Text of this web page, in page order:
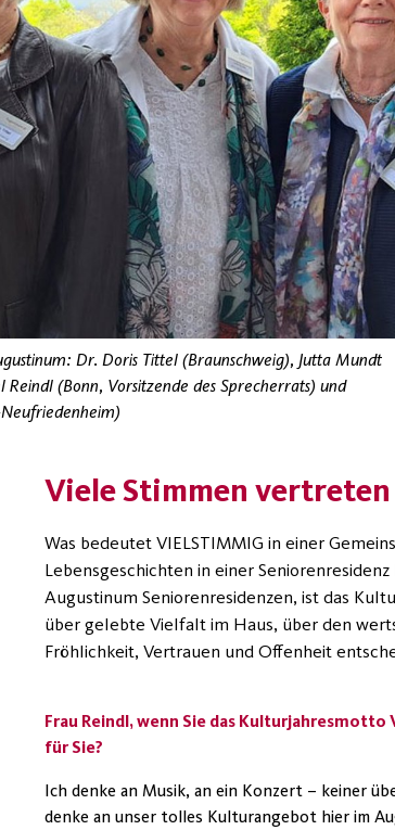
Dr. Doris Tittel (Braunschweig), Jutta Mundt
(Bonn, Vorsitzende des Sprecherrats) und
Viele Stimmen vertreten
Was bedeutet VIELSTIMMIG in einer
Lebensgeschichten in einer
Augustinum Seniorenresidenzen, ist das
über gelebte Vielfalt im Haus, über den
Fröhlichkeit, Vertrauen und Offenheit
Frau Reindl, wenn Sie das
für Sie?
Ich denke an Musik, an ein Konzert – keiner
denke an unser tolles Kulturangebot hier im